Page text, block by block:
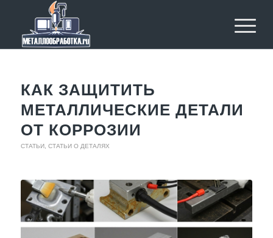
КАК ЗАЩИТИТЬ
МЕТАЛЛИЧЕСКИЕ ДЕТАЛИ
ОТ КОРРОЗИИ
СТАТЬИ, СТАТЬИ О ДЕТАЛЯХ